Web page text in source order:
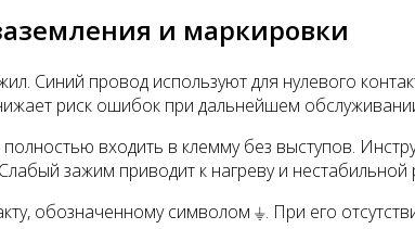
и маркировки
Синий провод используют для нулевого
риск ошибок при дальнейшем
входить в клемму без выступов.
зажим приводит к нагреву и нестабильной
обозначенному символом ⏚. При его